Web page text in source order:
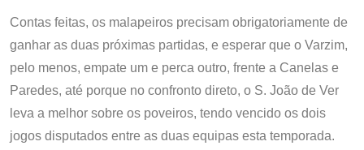
Contas feitas, os malapeiros precisam obrigatoriamente de
ganhar as duas próximas partidas, e esperar que o Varzim,
pelo menos, empate um e perca outro, frente a Canelas e
Paredes, até porque no confronto direto, o S. João de Ver
leva a melhor sobre os poveiros, tendo vencido os dois
jogos disputados entre as duas equipas esta temporada.